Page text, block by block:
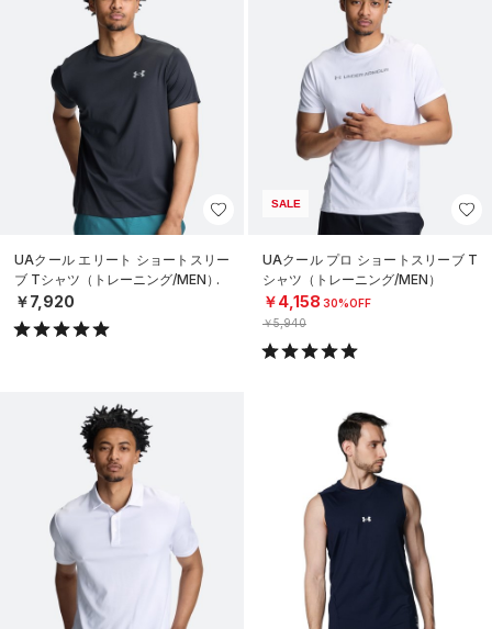
UAクール エリート ショートスリー
ブ Tシャツ（トレーニング/MEN）
￥7,920
SALE
UAクール プロ ショートスリーブ T
シャツ（トレーニング/MEN）
￥4,158 30%OFF
￥5,940